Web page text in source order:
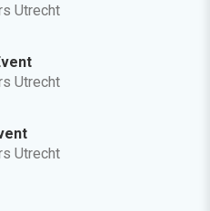
Utrecht
Utrecht
Utrecht